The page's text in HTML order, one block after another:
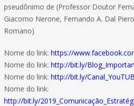
pseudônimo de (Professor Doutor
Giacomo Nerone, Fernando A. Dal
Romano)
Nome do link: https://
Nome do link: http://bit.ly/
Nome do link: http://bit.ly/
Nome do link:
http://bit.ly/